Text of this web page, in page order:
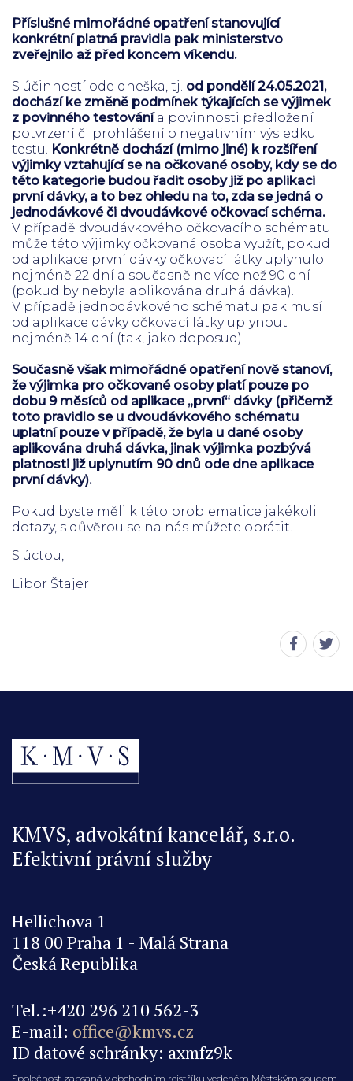
Příslušné mimořádné opatření stanovující
konkrétní platná pravidla pak ministerstvo
zveřejnilo až před koncem víkendu.
S účinností ode dneška, tj. od pondělí 24.05.2021,
dochází ke změně podmínek týkajících se výjimek
z povinného testovánía povinnosti předložení
potvrzení či prohlášení o negativním výsledku
testu. Konkrétně dochází (mimo jiné) k rozšíření
výjimky vztahující se na očkované osoby, kdy se do
této kategorie budou řadit osoby již po aplikaci
první dávky, a to bez ohledu na to, zda se jedná o
jednodávkové či dvoudávkové očkovací schéma.
V případě dvoudávkového očkovacího schématu
může této výjimky očkovaná osoba využít, pokud
od aplikace první dávky očkovací látky uplynulo
nejméně 22 dní a současně ne více než 90 dní
(pokud by nebyla aplikována druhá dávka).
V případě jednodávkového schématu pak musí
od aplikace dávky očkovací látky uplynout
nejméně 14 dní (tak, jako doposud).
Současně však mimořádné opatření nově stanoví,
že výjimka pro očkované osoby platí pouze po
dobu 9 měsíců od aplikace „první“ dávky (přičemž
toto pravidlo se u dvoudávkového schématu
uplatní pouze v případě, že byla u dané osoby
aplikována druhá dávka, jinak výjimka pozbývá
platnosti již uplynutím 90 dnů ode dne aplikace
první dávky).
Pokud byste měli k této problematice jakékoli
dotazy, s důvěrou se na nás můžete obrátit.
S úctou,
Libor Štajer
Sdílet
na
na
KMVS, advokátní kancelář, s.r.o.
Efektivní právní služby
Hellichova 1
118 00 Praha 1 - Malá Strana
Česká Republika
Tel.:+420 296 210 562-3
E-mail: office@kmvs.cz
ID datové schránky: axmfz9k
Společnost zapsaná v obchodním rejstříku vedeném Městským soudem